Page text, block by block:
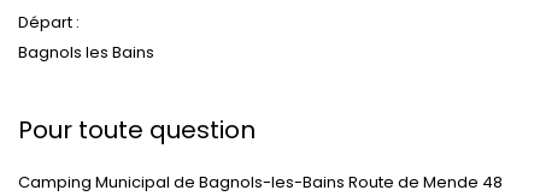
Départ :
Bagnols les Bains
Pour toute question
Camping Municipal de Bagnols-les-Bains Route de Mende 48